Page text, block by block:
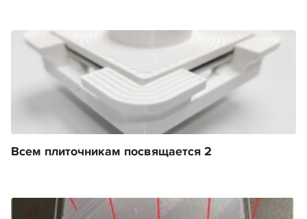
Всем плиточникам посвящается 2